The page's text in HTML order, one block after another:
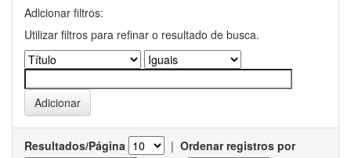
Adicionar filtros:
Utilizar filtros para refinar o resultado de busca.
Resultados/Página | Ordenar registros por